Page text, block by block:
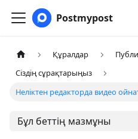
Postmypost
Құралдар
Сіздің сұрақтарыңыз
Неліктен редакторда видео
Бұл беттің мазмұны